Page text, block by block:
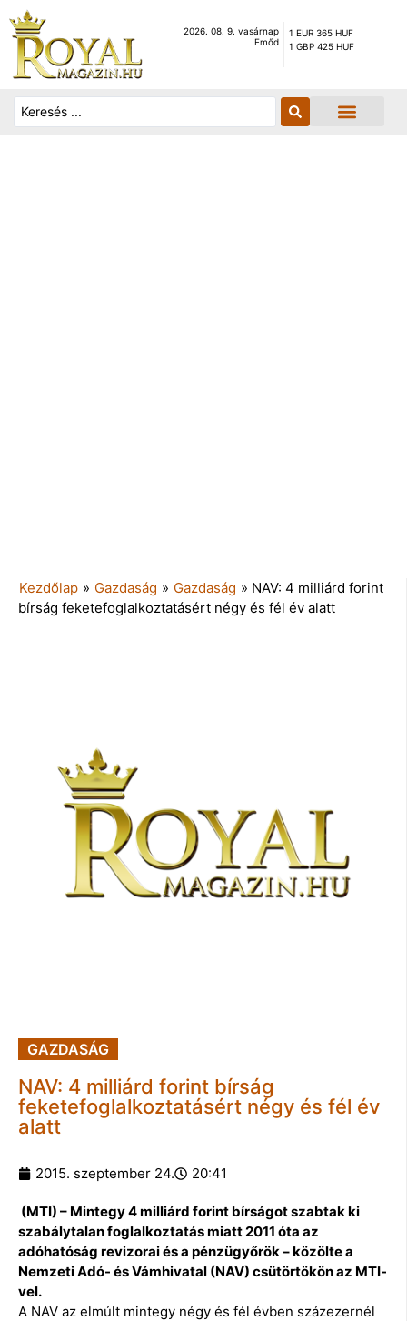
2026. 08. 9. vasárnap
Emőd
1 EUR 365 HUF
1 GBP 425 HUF
Kezdőlap » Gazdaság » Gazdaság » NAV: 4 milliárd forint
bírság feketefoglalkoztatásért négy és fél év alatt
GAZDASÁG
NAV: 4 milliárd forint bírság
feketefoglalkoztatásért négy és fél év
alatt
2015. szeptember 24. 20:41
(MTI) – Mintegy 4 milliárd forint bírságot szabtak ki
szabálytalan foglalkoztatás miatt 2011 óta az
adóhatóság revizorai és a pénzügyőrök – közölte a
Nemzeti Adó- és Vámhivatal (NAV) csütörtökön az MTI-
vel.
A NAV az elmúlt mintegy négy és fél évben százezernél